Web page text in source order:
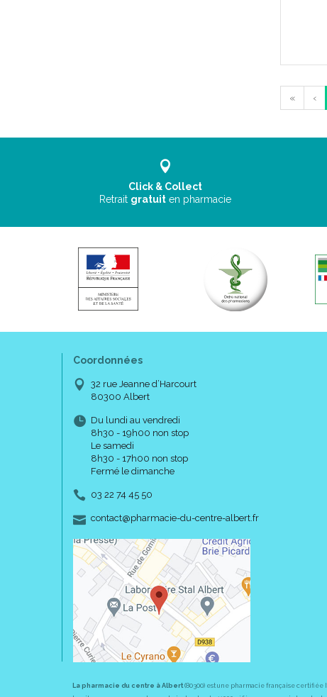
« ‹
Click & Collect
Retrait gratuit en pharmacie
Coordonnées
32 rue Jeanne d’Harcourt
80300 Albert
Du lundi au vendredi
8h30 - 19h00 non stop
Le samedi
8h30 - 17h00 non stop
Fermé le dimanche
03 22 74 45 50
contact-
@-
pharmacie-du-centre-albert.fr
La pharmacie du centre à Albert(80300) est une pharmacie française certifiée